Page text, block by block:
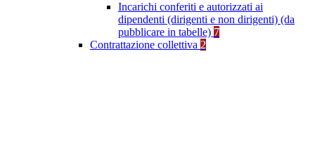
Incarichi conferiti e autorizzati ai
dipendenti (dirigenti e non dirigenti) (da
pubblicare in tabelle) 7
Contrattazione collettiva 2